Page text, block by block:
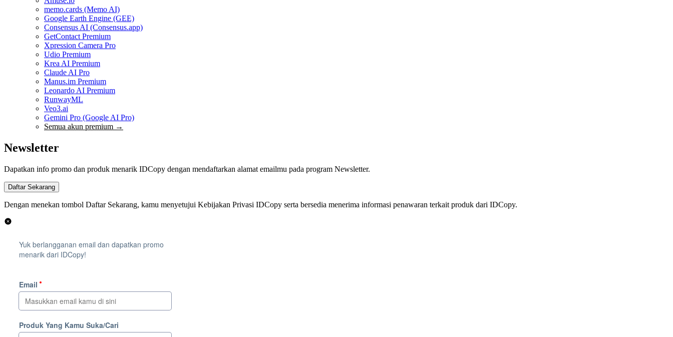
memo.cards (Memo AI)
Google Earth Engine (GEE)
Consensus AI (Consensus.app)
GetContact Premium
Xpression Camera Pro
Udio Premium
Krea AI Premium
Claude AI Pro
Manus.im Premium
Leonardo AI Premium
RunwayML
Veo3.ai
Gemini Pro (Google AI Pro)
Semua akun premium →
Newsletter
Dapatkan info promo dan produk menarik IDCopy dengan mendaftarkan alamat emailmu pada program Newsletter.
Dengan menekan tombol Daftar Sekarang, kamu menyetujui Kebijakan Privasi IDCopy serta bersedia menerima informasi penawaran terkait produk dari IDCopy.